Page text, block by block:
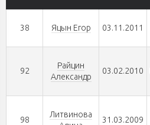
38 Яцын Егор 03.11.2011
92
Райцин
Александр
03.02.2010
98
Литвинова
31.03.2009